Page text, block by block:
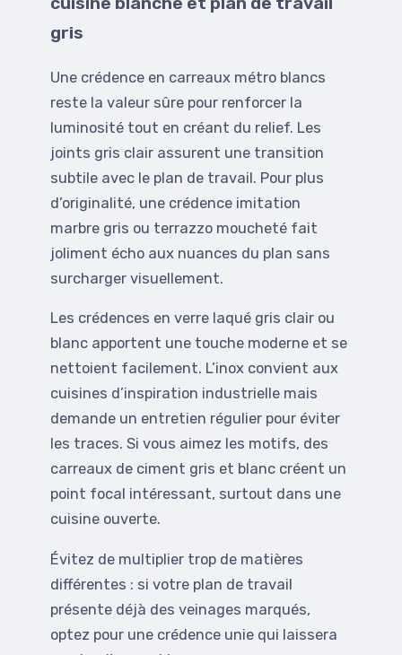
gris
Une crédence en carreaux métro blancs
reste la valeur sûre pour renforcer la
luminosité tout en créant du relief. Les
joints gris clair assurent une transition
subtile avec le plan de travail. Pour plus
d’originalité, une crédence imitation
marbre gris ou terrazzo moucheté fait
joliment écho aux nuances du plan sans
surcharger visuellement.
Les crédences en verre laqué gris clair ou
blanc apportent une touche moderne et se
nettoient facilement. L’inox convient aux
cuisines d’inspiration industrielle mais
demande un entretien régulier pour éviter
les traces. Si vous aimez les motifs, des
carreaux de ciment gris et blanc créent un
point focal intéressant, surtout dans une
cuisine ouverte.
Évitez de multiplier trop de matières
différentes : si votre plan de travail
présente déjà des veinages marqués,
optez pour une crédence unie qui laissera